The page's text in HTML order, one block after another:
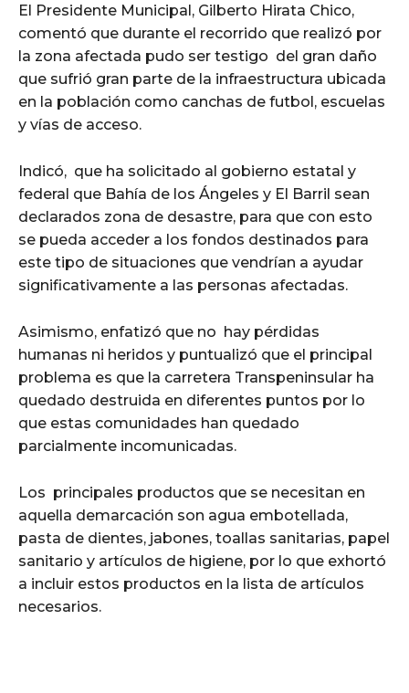
El Presidente Municipal, Gilberto Hirata Chico,
comentó que durante el recorrido que realizó por
la zona afectada pudo ser testigo del gran daño
que sufrió gran parte de la infraestructura ubicada
en la población como canchas de futbol, escuelas
y vías de acceso.
Indicó, que ha solicitado al gobierno estatal y
federal que Bahía de los Ángeles y El Barril sean
declarados zona de desastre, para que con esto
se pueda acceder a los fondos destinados para
este tipo de situaciones que vendrían a ayudar
significativamente a las personas afectadas.
Asimismo, enfatizó que no hay pérdidas
humanas ni heridos y puntualizó que el principal
problema es que la carretera Transpeninsular ha
quedado destruida en diferentes puntos por lo
que estas comunidades han quedado
parcialmente incomunicadas.
Los principales productos que se necesitan en
aquella demarcación son agua embotellada,
pasta de dientes, jabones, toallas sanitarias, papel
sanitario y artículos de higiene, por lo que exhortó
a incluir estos productos en la lista de artículos
necesarios.